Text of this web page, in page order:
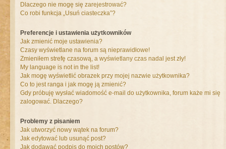
Dlaczego nie mogę się zarejestrować?
Co robi funkcja „Usuń ciasteczka”?
Preferencje i ustawienia użytkowników
Jak zmienić moje ustawienia?
Czasy wyświetlane na forum są nieprawidłowe!
Zmieniłem strefę czasową, a wyświetlany czas nadal jest zły!
My language is not in the list!
Jak mogę wyświetlić obrazek przy mojej nazwie użytkownika?
Co to jest ranga i jak mogę ją zmienić?
Gdy próbuję wysłać wiadomość e-mail do użytkownika, forum każe mi się
zalogować. Dlaczego?
Problemy z pisaniem
Jak utworzyć nowy wątek na forum?
Jak edytować lub usunąć post?
Jak dodawać podpis do moich postów?